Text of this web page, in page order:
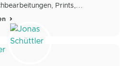
Prints,...